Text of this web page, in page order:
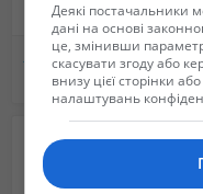
400 $
Деякі постачальники
дані на основі
це, змінивши
скасувати згоду або
внизу цієї сторінки
налаштувань